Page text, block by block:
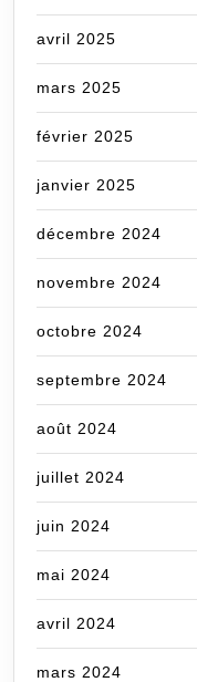
avril 2025
mars 2025
février 2025
janvier 2025
décembre 2024
novembre 2024
octobre 2024
septembre 2024
août 2024
juillet 2024
juin 2024
mai 2024
avril 2024
mars 2024